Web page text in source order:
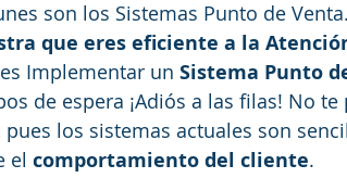
son los Sistemas Punto de Venta.
que eres eficiente a la
Implementar un Sistema Punto
de espera ¡Adiós a las filas! No
pues los sistemas actuales son
el comportamiento del cliente.